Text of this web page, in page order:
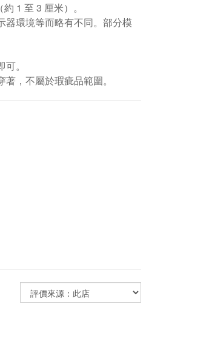
1 至 3 厘米）。
器環境等而略有不同。部分模
。
，不屬於瑕疵品範圍。